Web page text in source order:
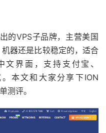
的VPS子品牌，主营美国
器还是比较稳定的，适合
界面，支持支付宝、
本文和大家分享下ION
测评。